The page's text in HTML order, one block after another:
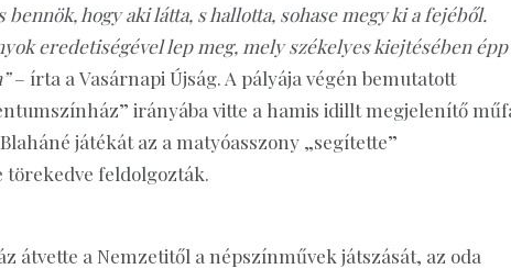
hogy aki látta, s hallotta, sohase megy ki a fejéből.
eredetiségével lep meg, mely székelyes kiejtésében épp
– írta a Vasárnapi Újság. A pályája végén bemutatott
irányába vitte a hamis idillt megjelenítő
játékát az a matyóasszony „segítette”
törekedve feldolgozták.
átvette a Nemzetitől a népszínművek játszását, az oda